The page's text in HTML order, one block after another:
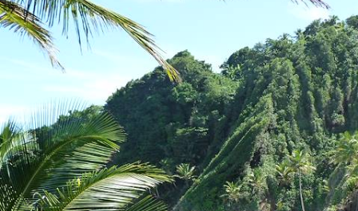
Les Caraïbes, oui, mais en deux temps et tout en volupté : calme,
nature préservée et cocons privilégiés
9 jours, de CHF 6300 à CHF 7500
Toutes nos suggestions
Observation Animaux Ile paradisiaque
Caraibes anglaises